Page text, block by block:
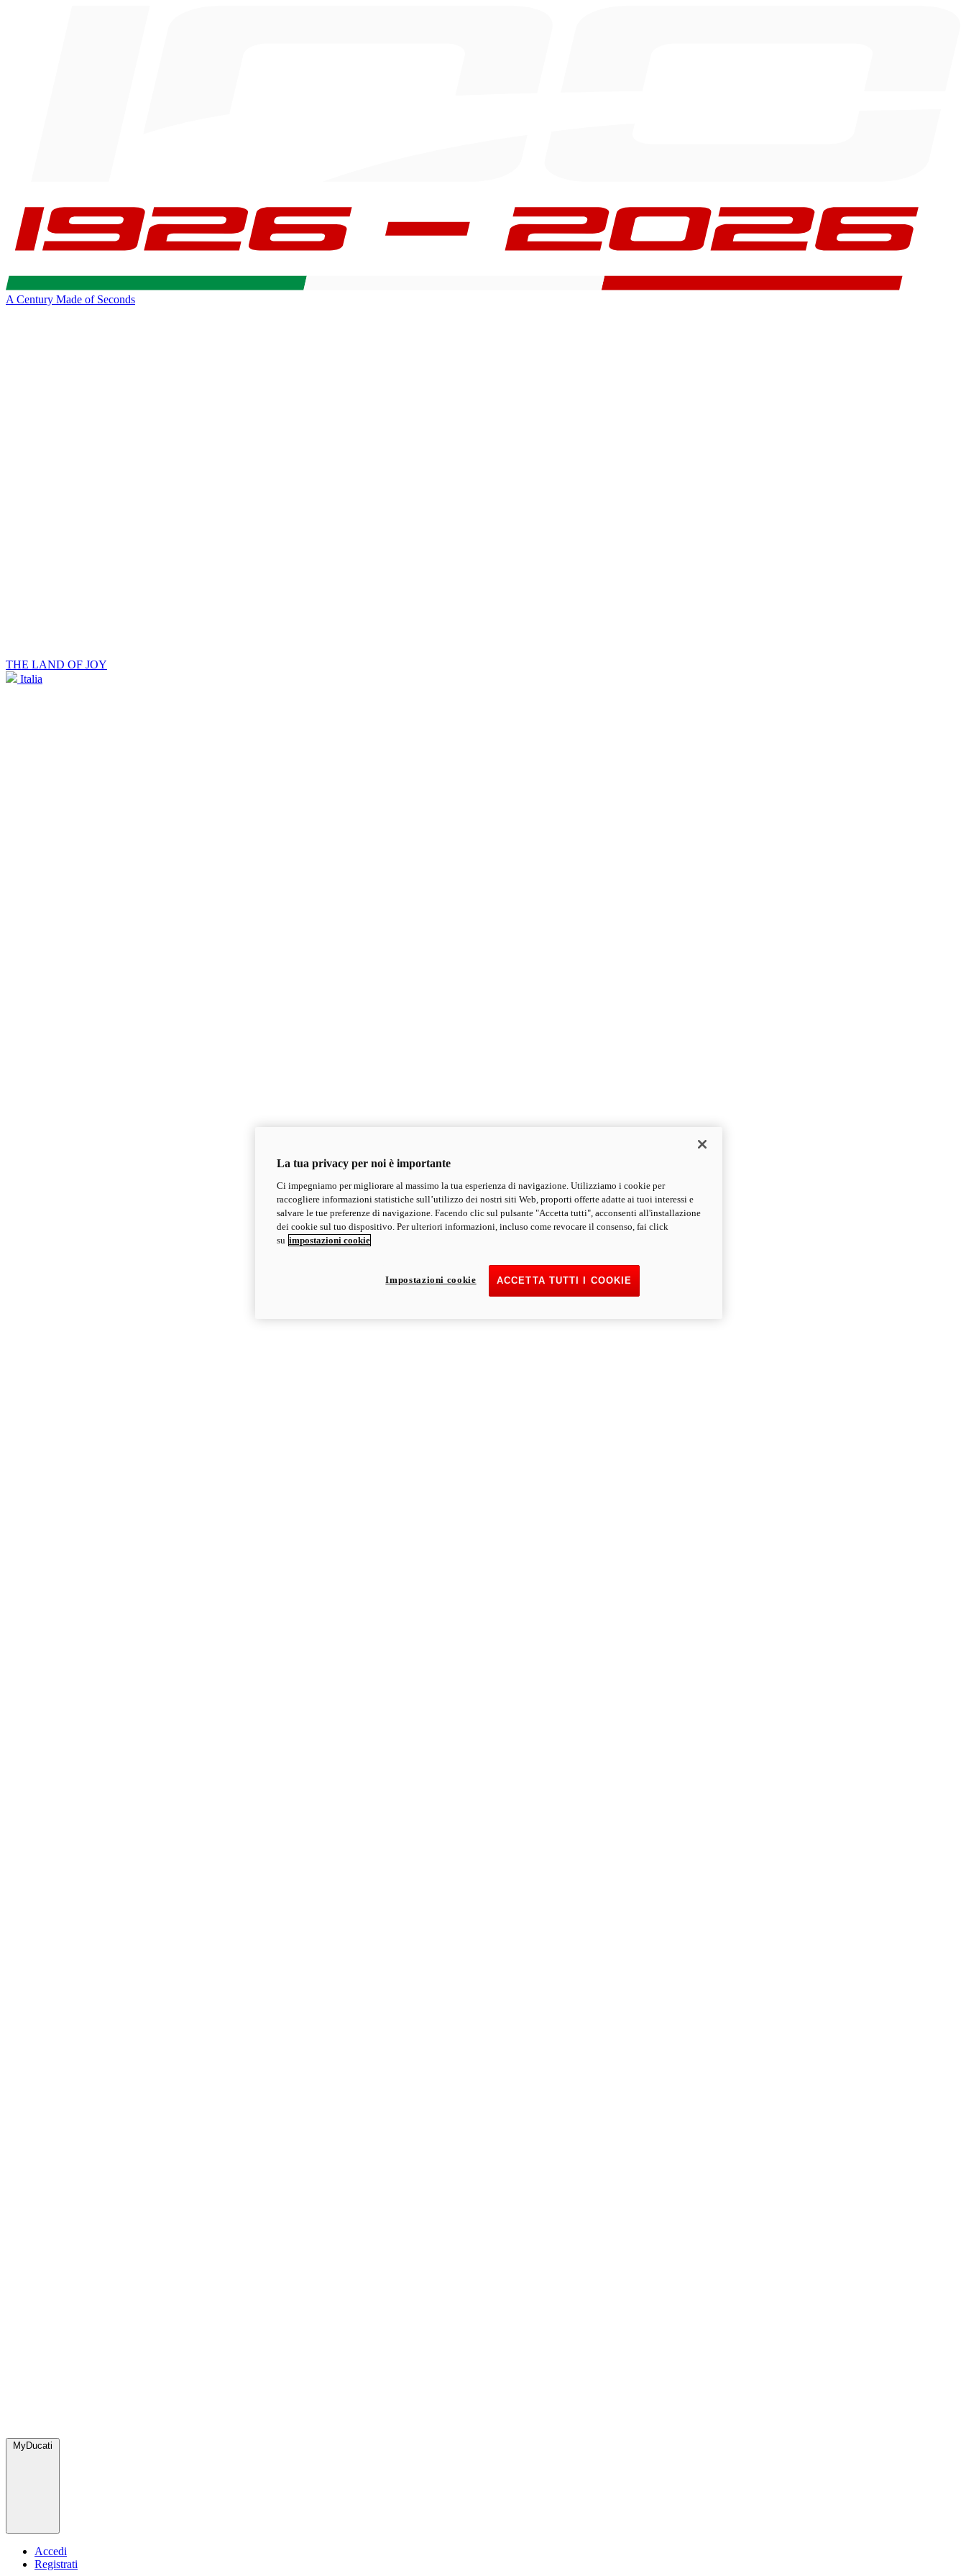
A Century Made of Seconds
THE LAND OF JOY
Italia
MyDucati
Accedi
Registrati
La tua privacy per noi è importante
Ci impegniamo per migliorare al massimo la tua esperienza di navigazione. Utilizziamo i cookie per
raccogliere informazioni statistiche sull’utilizzo dei nostri siti Web, proporti offerte adatte ai tuoi interessi e
salvare le tue preferenze di navigazione. Facendo clic sul pulsante "Accetta tutti", acconsenti all'installazione
dei cookie sul tuo dispositivo. Per ulteriori informazioni, incluso come revocare il consenso, fai click
su impostazioni cookie
ACCETTA TUTTI I COOKIE
Impostazioni cookie